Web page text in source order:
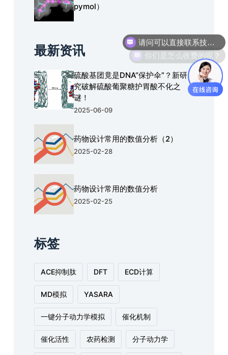
pymol）
最新资讯
硫酸基团竟是DNA“保护伞”？新研
究破解硫酸葡聚糖护胃酸不化之
谜！
2025-06-09
药物设计常用的数值分析（2）
2025-02-28
药物设计常用的数值分析
2025-02-25
标签
ACE抑制肽 DFT ECD计算
MD模拟 YASARA
一键分子动力学模拟 催化机制
催化活性 农药检测 分子动力学
你们是怎么收费的呢？